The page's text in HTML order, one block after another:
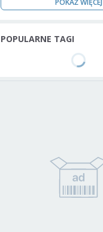
POPULARNE TAGI